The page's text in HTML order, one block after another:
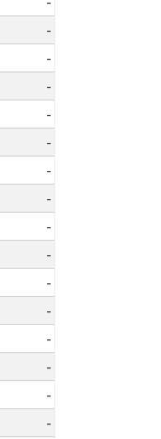
-
-
-
-
-
-
-
-
-
-
-
-
-
-
-